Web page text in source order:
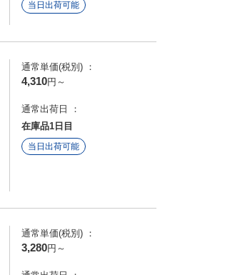
耗
当日出荷可能
通常単価(税別) ：
4,310円 ～
通常出荷日 ：
在庫品1日目
当日出荷可能
通常単価(税別) ：
3,280円 ～